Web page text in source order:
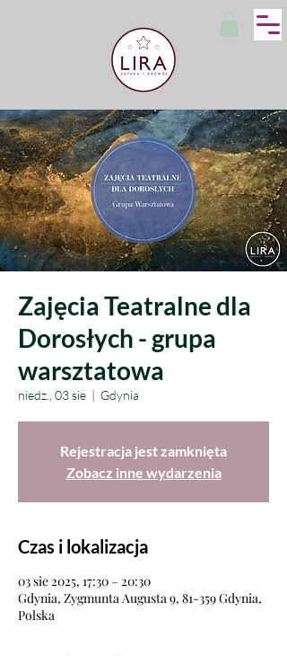
Zajęcia Teatralne dla
Dorosłych - grupa
warsztatowa
niedz., 03 sie
  |
Gdynia
Rejestracja jest zamknięta
Zobacz inne wydarzenia
Czas i lokalizacja
03 sie 2025, 17:30 – 20:30
Gdynia, Zygmunta Augusta 9, 81-359 Gdynia,
Polska